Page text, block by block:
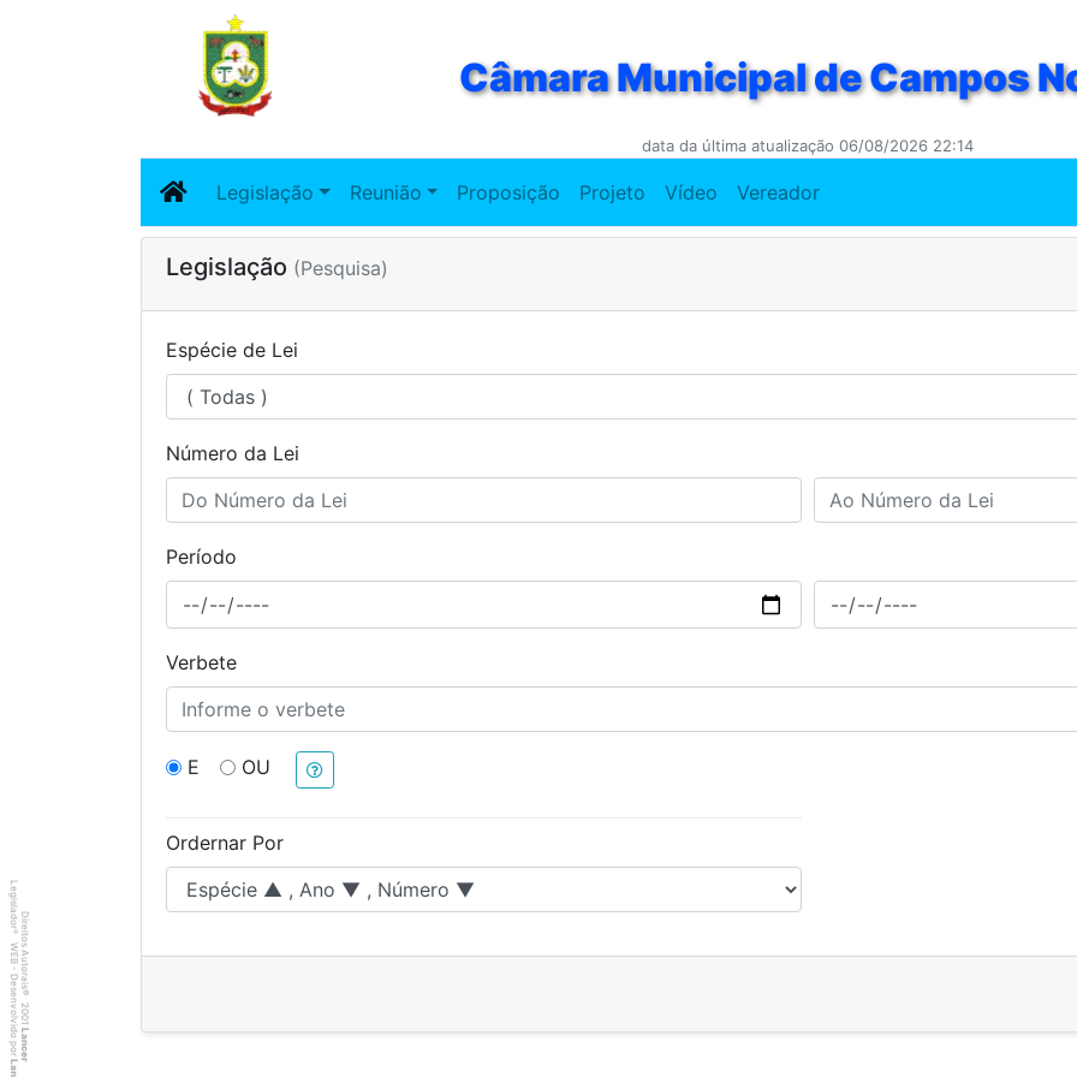
Câmara Municipal de Campos
data da última atualização 06/08/2026 22:14
Legislação Reunião Proposição Projeto Vídeo Vereador
Legislação (Pesquisa)
Espécie de Lei
Número da Lei
Período
Verbete
E OU
Ordernar Por
Direitos Autorais
©
2001
Lancer
Legislador
®
WEB - Desenvolvido por